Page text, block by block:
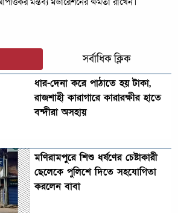
সর্বাধিক ক্লিক
ধার-দেনা করে পাঠাতে হয় টাকা,
রাজশাহী কারাগারে কারারক্ষীর হাতে
বন্দীরা অসহায়
মণিরামপুরে শিশু ধর্ষণের চেষ্টাকারী
ছেলেকে পুলিশে দিতে সহযোগিতা
করলেন বাবা